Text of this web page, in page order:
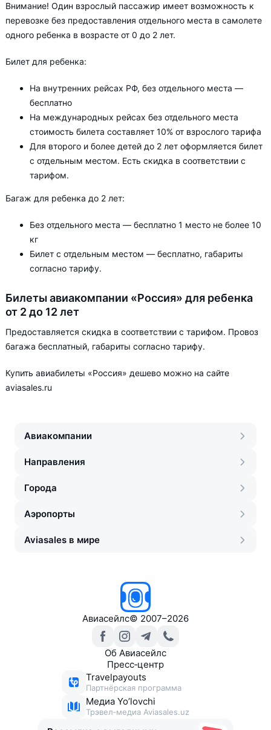
Внимание! Один взрослый пассажир имеет возможность к
перевозке без предоставления отдельного места в самолете
одного ребенка в возрасте от 0 до 2 лет.
Билет для ребенка:
На внутренних рейсах РФ, без отдельного места —
бесплатно
На международных рейсах без отдельного места
стоимость билета составляет 10% от взрослого тарифа
Для второго и более детей до 2 лет оформляется билет
с отдельным местом. Есть скидка в соответствии с
тарифом.
Багаж для ребенка до 2 лет:
Без отдельного места — бесплатно 1 место не более 10
кг
Билет с отдельным местом — бесплатно, габариты
согласно тарифу.
Билеты авиакомпании «Россия» для ребенка
от 2 до 12 лет
Предоставляется скидка в соответствии с тарифом. Провоз
багажа бесплатный, габариты согласно тарифу.
Купить авиабилеты «Россия» дешево можно на сайте
aviasales.ru
Авиакомпании
Направления
Города
Аэропорты
Aviasales в мире
Авиасейлс© 2007–2026
Об Авиасейлс
Пресс‑центр
Travelpayouts
Партнёрская программа
Медиа Yo’lovchi
Трэвел‑медиа Aviasales.uz